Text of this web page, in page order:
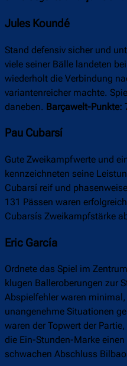
Jules Koundé
Stand defensiv sicher und
viele seiner Bälle landeten
wiederholt die Verbindung
variantenreicher machte.
daneben. Barçawelt-Punkte:
Pau Cubarsí
Gute Zweikampfwerte und
kennzeichneten seine
Cubarsí reif und
131 Pässen waren
Cubarsís Zweikampfstärke
Eric García
Ordnete das Spiel im
klugen Balleroberungen zur
Abspielfehler waren
unangenehme Situationen
waren der Topwert der
die Ein-Stunden-Marke
schwachen Abschluss